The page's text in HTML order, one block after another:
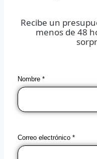
Recibe un
menos de 48
Nombre *
Correo electrónico *